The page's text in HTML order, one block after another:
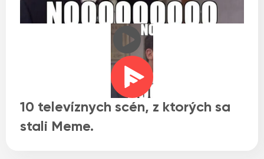
10 televíznych scén, z ktorých sa
stali Meme.